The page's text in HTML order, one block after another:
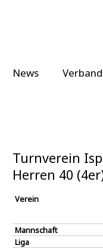
News Verband
Turnverein
Herren 40
Verein
Mannschaft
Liga